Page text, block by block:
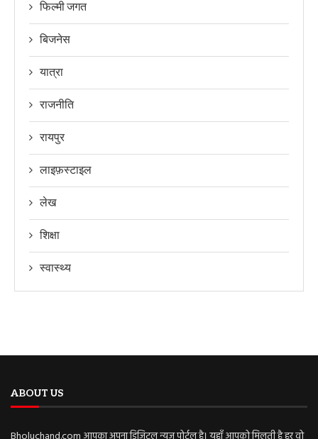
फिल्मी जगत
बिजनेस
यात्रा
राजनीति
रायपुर
लाइफ़स्टाइल
लेख
शिक्षा
स्वास्थ्य
ABOUT US